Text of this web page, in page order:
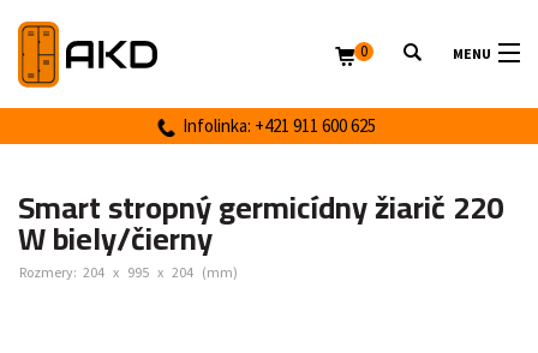
MENU
Infolinka: +421 911 600 625
0
Smart stropný germicídny žiarič 220
W biely/čierny
Rozmery: 204 x 995 x 204 (mm)